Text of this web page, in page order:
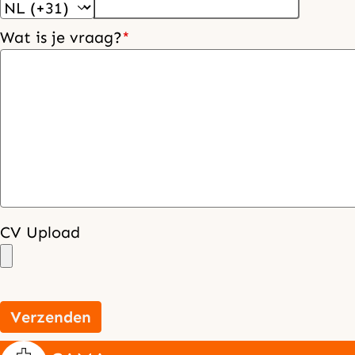
Wat is je vraag?*
CV Upload
Verzenden